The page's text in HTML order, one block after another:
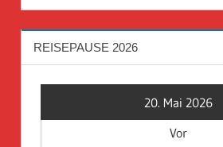
REISEPAUSE 2026
20. Mai 2026
Vor